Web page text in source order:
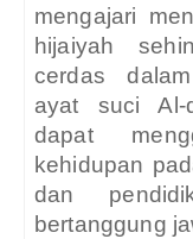
mengajari
hijaiyah
cerdas
ayat suci Al-
dapat
kehidupan
dan
bertanggung